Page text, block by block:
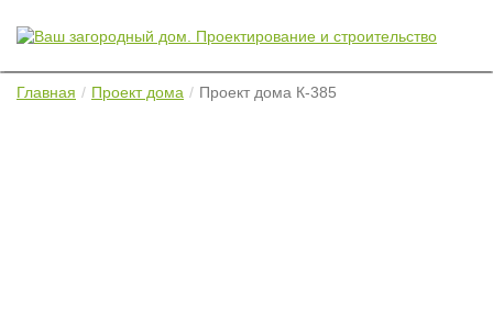
Главная Проект дома Проект дома К-385